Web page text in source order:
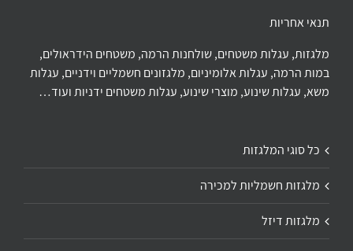
תנאי אחריות
מלגזות, עגלות משטחים, שולחנות הרמה, משטחים הידראולים,
במות הרמה, עגלות אלומיניום, מלגזונים חשמליים וידניים, עגלות
משא, עגלות שינוע, מוצרי שינוע, עגלות משטחים ידניות ועוד…
כל סוגי המלגזות
מלגזות חשמליות למכירה
מלגזות דיזל